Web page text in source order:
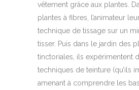
vêtement grâce aux plantes.
plantes à fibres, l’animateur
technique de tissage sur un
tisser. Puis dans le jardin des
tinctoriales, ils expérimentent
techniques de teinture (qu’ils
amenant à comprendre les